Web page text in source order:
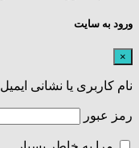
ورود به سایت
×
نام کاربری یا نشانی ایمیل
رمز عبور